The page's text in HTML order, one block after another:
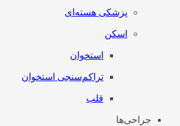
پزشکی هسته‌ای
اسکن
استخوان
تراکم‌سنجی استخوان
قلب
جراحی‌ها